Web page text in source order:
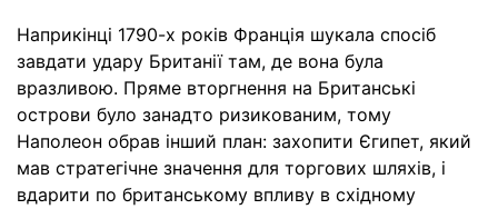
Наприкінці 1790-х років Франція шукала спосіб
завдати удару Британії там, де вона була
вразливою. Пряме вторгнення на Британські
острови було занадто ризикованим, тому
Наполеон обрав інший план: захопити Єгипет, який
мав стратегічне значення для торгових шляхів, і
вдарити по британському впливу в східному